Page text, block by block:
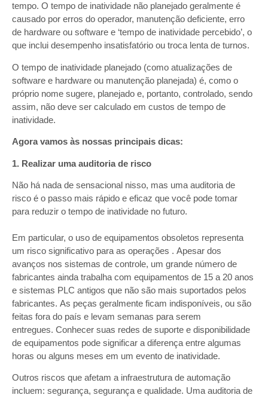
tempo. O tempo de inatividade não planejado geralmente é
causado por erros do operador, manutenção deficiente, erro
de hardware ou software e ‘tempo de inatividade percebido’, o
que inclui desempenho insatisfatório ou troca lenta de turnos.
O tempo de inatividade planejado (como atualizações de
software e hardware ou manutenção planejada) é, como o
próprio nome sugere, planejado e, portanto, controlado, sendo
assim, não deve ser calculado em custos de tempo de
inatividade.
Agora vamos às nossas principais dicas:
1. Realizar uma auditoria de risco
Não há nada de sensacional nisso, mas uma auditoria de
risco é o passo mais rápido e eficaz que você pode tomar
para reduzir o tempo de inatividade no futuro.
Em particular, o uso de equipamentos obsoletos representa
um risco significativo para as operações . Apesar dos
avanços nos sistemas de controle, um grande número de
fabricantes ainda trabalha com equipamentos de 15 a 20 anos
e sistemas PLC antigos que não são mais suportados pelos
fabricantes. As peças geralmente ficam indisponíveis, ou são
feitas fora do país e levam semanas para serem
entregues. Conhecer suas redes de suporte e disponibilidade
de equipamentos pode significar a diferença entre algumas
horas ou alguns meses em um evento de inatividade.
Outros riscos que afetam a infraestrutura de automação
incluem: segurança, segurança e qualidade. Uma auditoria de